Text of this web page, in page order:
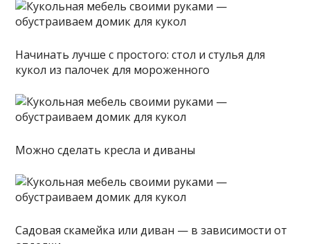
Начинать лучше с простого: стол и стулья для
кукол из палочек для мороженного
Можно сделать кресла и диваны
Садовая скамейка или диван — в зависимости от